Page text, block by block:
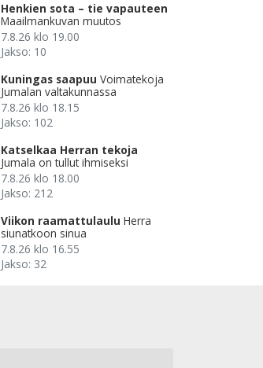
Henkien sota – tie vapauteen
Maailmankuvan muutos
7.8.26 klo 19.00
Jakso: 10
Kuningas saapuu Voimatekoja
Jumalan valtakunnassa
7.8.26 klo 18.15
Jakso: 102
Katselkaa Herran tekoja
Jumala on tullut ihmiseksi
7.8.26 klo 18.00
Jakso: 212
Viikon raamattulaulu Herra
siunatkoon sinua
7.8.26 klo 16.55
Jakso: 32